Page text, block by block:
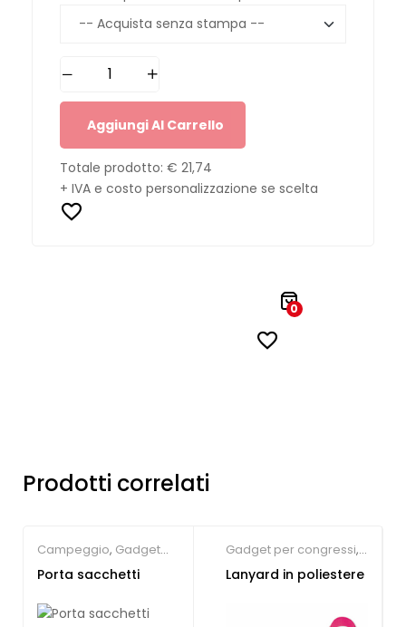
Aggiungi Al Carrello
Totale prodotto: € 21,74
+ IVA e costo personalizzazione se scelta
0
Prodotti correlati
Campeggio, Gadget
per animali
Porta sacchetti
Gadget per congressi,
Gadget per fiere,
Lanyard in poliestere